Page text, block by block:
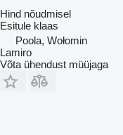
Hind nõudmisel
Esitule klaas
Poola, Wołomin
Lamiro
Võta ühendust müüjaga